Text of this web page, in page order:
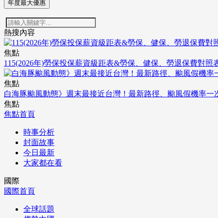
年度最大優惠
熱搜內容
焦點
115(2026年)勞保投保薪資級距表&勞保、健保、勞退保費對照
焦點
白海豚颱風動態》週末最接近台灣！最新路徑、颱風假機率一
焦點
焦點首頁
時事分析
封面故事
今日最新
大家都在看
國際
國際首頁
全球話題